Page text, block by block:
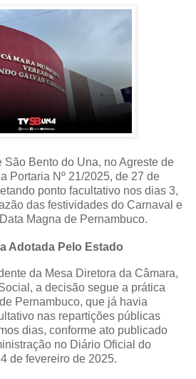
Bento do Una, no Agreste de
Portaria Nº 21/2025, de 27 de
ponto facultativo nos dias 3,
das festividades do Carnaval e
Magna de Pernambuco.
Adotada Pelo Estado
da Mesa Diretora da Câmara,
a decisão segue a prática
Pernambuco, que já havia
nas repartições públicas
dias, conforme ato publicado
no Diário Oficial do
de fevereiro de 2025.